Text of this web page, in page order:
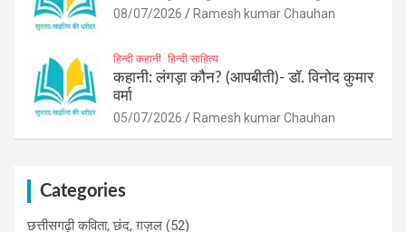
08/07/2026 Ramesh kumar Chauhan
हिन्दी कहानी हिन्दी साहित्य
कहानी: लंगड़ा कौन? (आपबीती)​- डॉ. विनोद कुमार
वर्मा
05/07/2026 Ramesh kumar Chauhan
Categories
छत्तीसगढ़ी कविता, छंद, ग़ज़ल (52)